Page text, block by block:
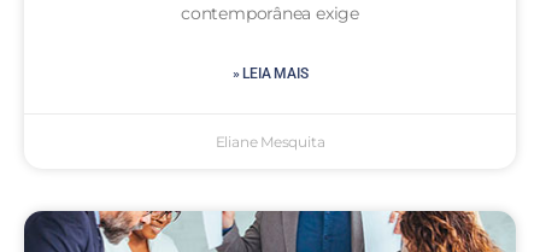
contemporânea exige
» LEIA MAIS
Eliane Mesquita